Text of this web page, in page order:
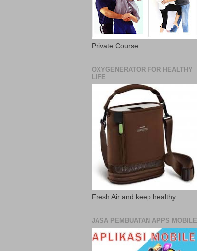
Private Course
OXYGENERATOR FOR HEALTHY
LIFE
Fresh Air and keep healthy
JASA PEMBUATAN APPS MOBILE